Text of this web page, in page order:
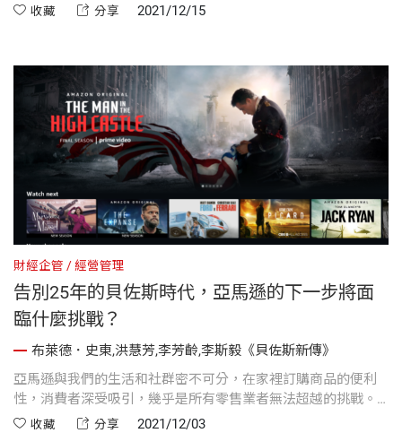
是一個地表、雲端、太空三棲的亞馬遜帝國
收藏 分享 2021/12/15
財經企管 經營管理
告別25年的貝佐斯時代，亞馬遜的下一步將面
臨什麼挑戰？
布萊德．史東,洪慧芳,李芳齡,李斯毅《貝佐斯新傳》
亞馬遜與我們的生活和社群密不可分，在家裡訂購商品的便利
性，消費者深受吸引，幾乎是所有零售業者無法超越的挑戰。
這讓人想起貝佐斯那句關於單向門和雙向門的名言，以及不可
收藏 分享 2021/12/03